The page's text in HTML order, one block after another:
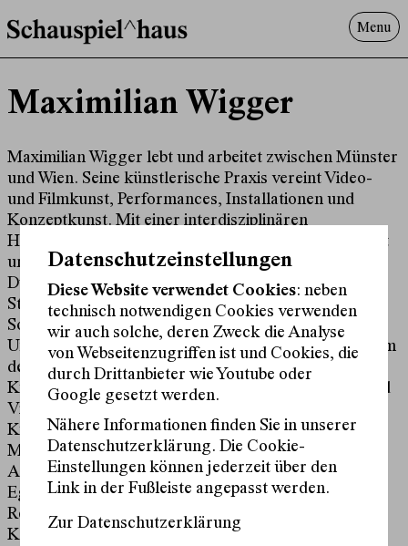
Menu
Besuch
Suche
Maximilian Wigger
Maximilian Wigger lebt und arbeitet zwischen Münster
und Wien. Seine künstlerische Praxis vereint Video-
und Filmkunst, Performances, Installationen und
Konzeptkunst. Mit einer interdisziplinären
Herangehensweise beleuchtet er Themen wie Realität
und Fiktion, Machtstrukturen, Arbeitswelten und die
Dynamik künstlerischer Prozesse. Nach einem
Studium der Kunstgeschichte und Kultur- und
Sozialanthropologie an der Westfälischen Wilhelms-
Universität Münster begann Wigger 2019 sein Studium
der Freien Kunst bei Aernout Mik an der
Kunstakademie Münster. 2024 studierte er Video und
Videoinstallation an der Akademie der bildenden
Künste Wien als Erasmusstudent und ist diplomierter
Meisterschüler von Aernout Mik. Zu seinen jüngsten
Arbeiten zählen der FilmSeascape(2024, Beck &
Eggeling, Düsseldorf), der die Grenzen zwischen
Realität und Fiktion auslotet, sowie die humorvolle
Kooperation
Choose Your Donkey
Datenschutzeinstellungen
Diese Website verwendet Cookies: neben
technisch notwendigen Cookies verwenden
wir auch solche, deren Zweck die Analyse
von Webseitenzugriffen ist und Cookies, die
durch Drittanbieter wie Youtube oder
Google gesetzt werden.
Nähere Informationen finden Sie in unserer
Datenschutzerklärung. Die Cookie-
Einstellungen können jederzeit über den
Link in der Fußleiste angepasst werden.
Zur Datenschutzerklärung